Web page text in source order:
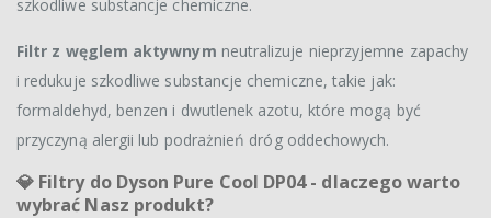
szkodliwe substancje chemiczne.
Filtr z węglem aktywnym neutralizuje nieprzyjemne zapachy
i redukuje szkodliwe substancje chemiczne, takie jak:
formaldehyd, benzen i dwutlenek azotu, które mogą być
przyczyną alergii lub podrażnień dróg oddechowych.
💎 Filtry do Dyson Pure Cool DP04 - dlaczego warto
wybrać Nasz produkt?